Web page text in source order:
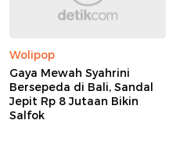
Wolipop
Gaya Mewah Syahrini
Bersepeda di Bali, Sandal
Jepit Rp 8 Jutaan Bikin
Salfok